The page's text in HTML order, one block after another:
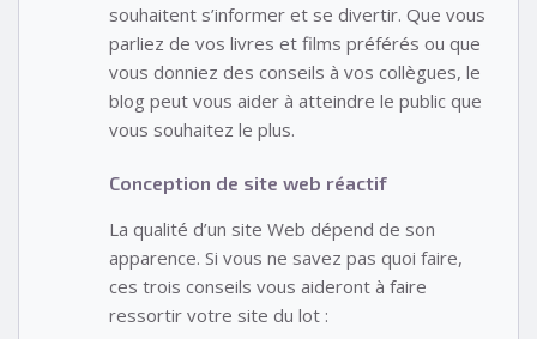
souhaitent s’informer et se divertir. Que vous
parliez de vos livres et films préférés ou que
vous donniez des conseils à vos collègues, le
blog peut vous aider à atteindre le public que
vous souhaitez le plus.
Conception de site web réactif
La qualité d’un site Web dépend de son
apparence. Si vous ne savez pas quoi faire,
ces trois conseils vous aideront à faire
ressortir votre site du lot :